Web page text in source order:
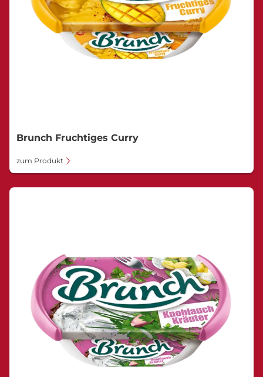
Brunch Fruchtiges Curry
zum Produkt